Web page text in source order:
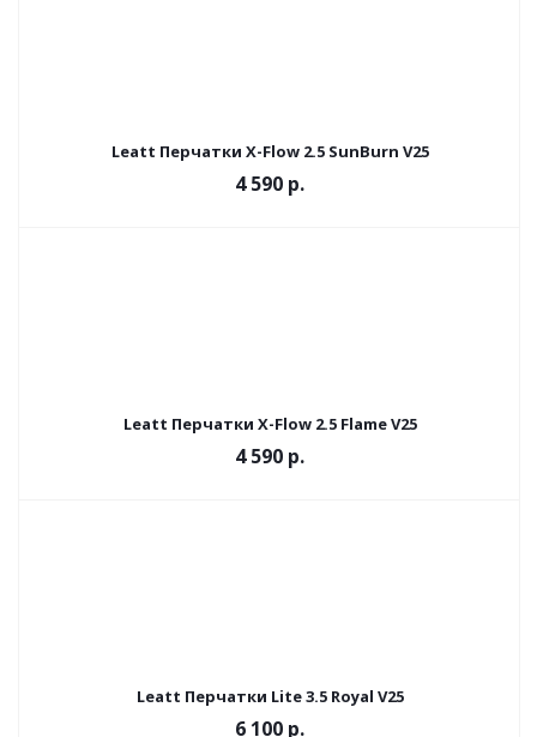
Leatt Перчатки X-Flow 2.5 SunBurn V25
4 590 р.
Leatt Перчатки X-Flow 2.5 Flame V25
4 590 р.
Leatt Перчатки Lite 3.5 Royal V25
6 100 р.